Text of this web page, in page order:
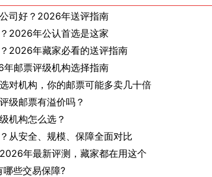
司好？2026年送评指南
2026年公认首选是这家
2026年藏家必看的送评指南
邮票评级机构选择指南
对机构，你的邮票可能多卖几十倍
级邮票有溢价吗？
机构怎么选？
从安全、规模、保障全面对比
年最新评测，藏家都在用这个
哪些交易保障?